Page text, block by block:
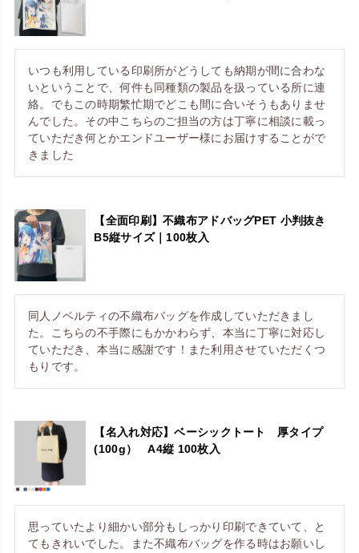
いつも利用している印刷所がどうしても納期が間に合わな
いということで、何件も同種類の製品を扱っている所に連
絡。でもこの時期繁忙期でどこも間に合いそうもありませ
んでした。その中こちらのご担当の方は丁寧に相談に載っ
ていただき何とかエンドユーザー様にお届けすることがで
【全面印刷】不織布アドバッグPET 小判抜き
B5縦サイズ｜100枚入
同人ノベルティの不織布バッグを作成していただきまし
た。こちらの不手際にもかかわらず、本当に丁寧に対応し
ていただき、本当に感謝です！また利用させていただくつ
もりです。
【名入れ対応】ベーシックトート 厚タイプ
(100g） A4縦 100枚入
思っていたより細かい部分もしっかり印刷できていて、と
てもきれいでした。また不織布バッグを作る時はお願いし